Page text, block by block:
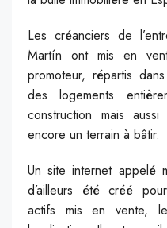
Les créanciers de
Martín ont mis en
promoteur, répartis
des logements
construction mais
encore un terrain à bâtir.
Un site internet appelé
d’ailleurs été créé
actifs mis en vente,